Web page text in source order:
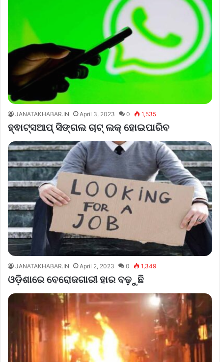
JANATAKHABAR.IN April 3, 2023 0 1,535
ହ୍ଵାଟ୍ସଆପ୍‌ ସିଙ୍ଗଲ ଚାଟ୍‌ ଲକ୍‌ ହୋଇପାରିବ
JANATAKHABAR.IN April 2, 2023 0 1,349
ଓଡ଼ିଶାରେ ବେରୋଜଗାରୀ ହାର ବଢ଼ୁଛି